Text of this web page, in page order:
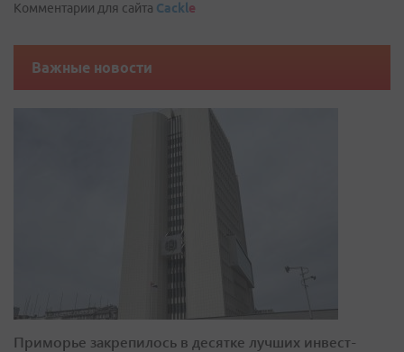
Комментарии для сайта Cackle
Важные новости
Приморье закрепилось в десятке лучших инвест-